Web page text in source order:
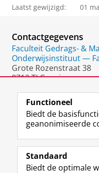
Laatst gewijzigd: 01
Contactgegevens
Faculteit Gedrags- &
Onderwijsinstituut —
Grote Rozenstraat 38
9712 TJ Groningen
Volg de
Studiekiezers
Functioneel
Biedt de
geanonimiseerde
Standaard
Biedt de optimale